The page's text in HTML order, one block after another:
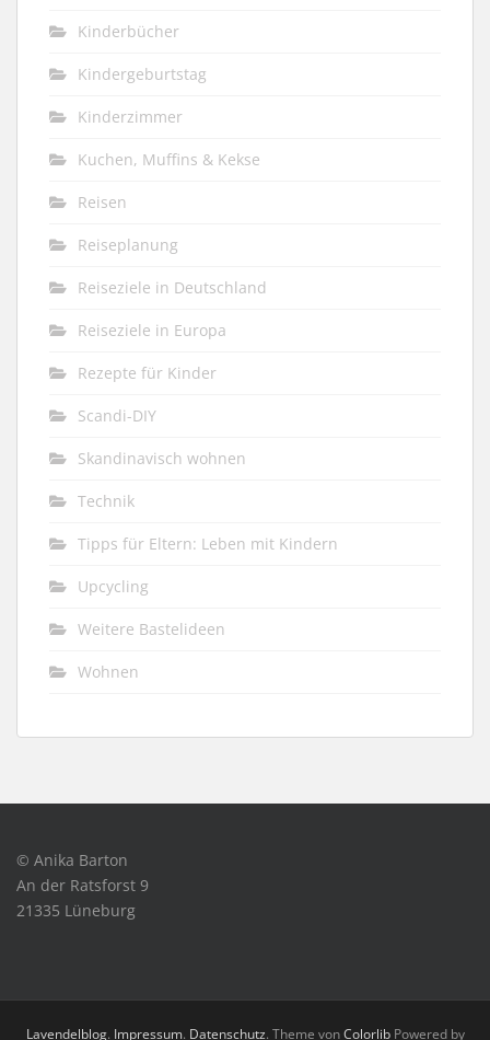
Kinderbücher
Kindergeburtstag
Kinderzimmer
Kuchen, Muffins & Kekse
Reisen
Reiseplanung
Reiseziele in Deutschland
Reiseziele in Europa
Rezepte für Kinder
Scandi-DIY
Skandinavisch wohnen
Technik
Tipps für Eltern: Leben mit Kindern
Upcycling
Weitere Bastelideen
Wohnen
© Anika Barton
An der Ratsforst 9
21335 Lüneburg
Lavendelblog. Impressum. Datenschutz. Theme vonColorlibPowered by